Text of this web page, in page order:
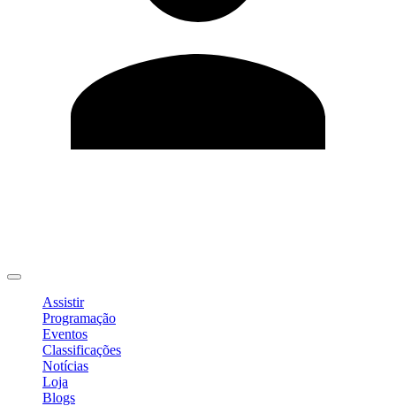
Assistir
Programação
Eventos
Classificações
Notícias
Loja
Blogs